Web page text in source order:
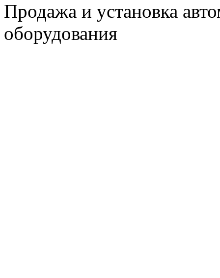
Продажа и установка
оборудования